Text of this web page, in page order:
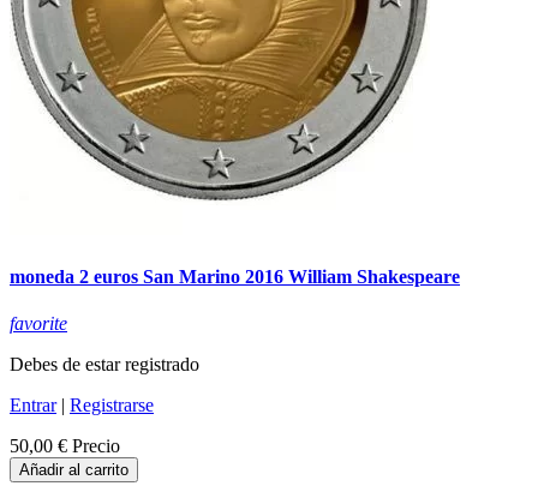
moneda 2 euros San Marino 2016 William Shakespeare
favorite
Debes de estar registrado
Entrar| Registrarse
50,00 € Precio
Añadir al carrito